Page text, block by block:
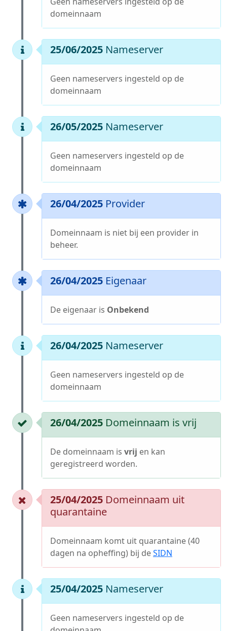
domeinnaam
25/06/2025 Nameserver
Geen nameservers ingesteld op de
domeinnaam
26/05/2025 Nameserver
Geen nameservers ingesteld op de
domeinnaam
26/04/2025 Provider
Domeinnaam is niet bij een provider in
beheer.
26/04/2025 Eigenaar
De eigenaar is Onbekend
26/04/2025 Nameserver
Geen nameservers ingesteld op de
domeinnaam
26/04/2025 Domeinnaam is vrij
De domeinnaam is vrij en kan
geregistreerd worden.
25/04/2025 Domeinnaam uit
quarantaine
Domeinnaam komt uit quarantaine (40
dagen na opheffing) bij deSIDN
25/04/2025 Nameserver
Geen nameservers ingesteld op de